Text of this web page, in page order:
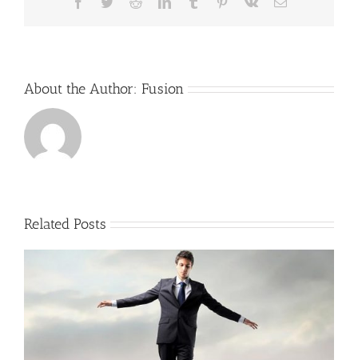
About the Author: Fusion
Related Posts